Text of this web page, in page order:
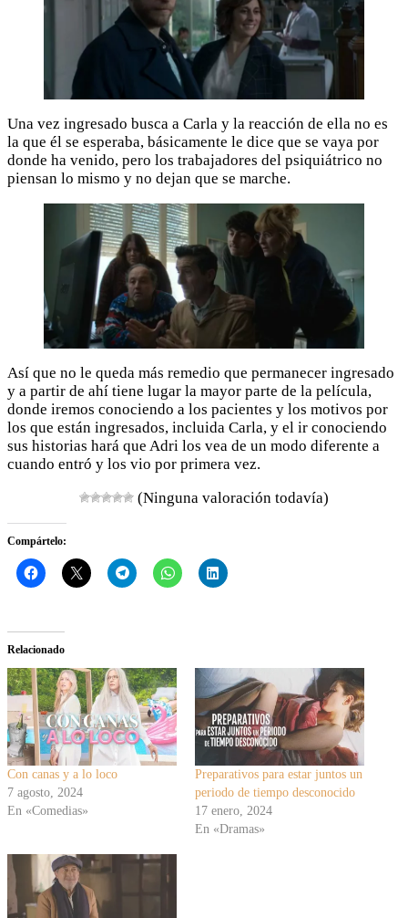
Una vez ingresado busca a Carla y la reacción de ella no es
la que él se esperaba, básicamente le dice que se vaya por
donde ha venido, pero los trabajadores del psiquiátrico no
piensan lo mismo y no dejan que se marche.
Así que no le queda más remedio que permanecer ingresado
y a partir de ahí tiene lugar la mayor parte de la película,
donde iremos conociendo a los pacientes y los motivos por
los que están ingresados, incluida Carla, y el ir conociendo
sus historias hará que Adri los vea de un modo diferente a
cuando entró y los vio por primera vez.
(Ninguna valoración todavía)
Compártelo:
Relacionado
Con canas y a lo loco
7 agosto, 2024
En «Comedias»
Preparativos para estar juntos un
periodo de tiempo desconocido
17 enero, 2024
En «Dramas»